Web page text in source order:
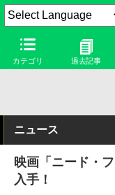
カテゴリ 過去記事
ニュース
映画「ニード・
入手！